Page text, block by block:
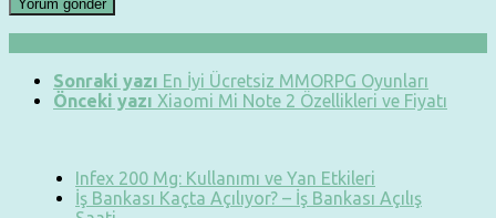
Sonraki yazı En İyi Ücretsiz MMORPG Oyunları
Önceki yazı Xiaomi Mi Note 2 Özellikleri ve Fiyatı
Infex 200 Mg: Kullanımı ve Yan Etkileri
İş Bankası Kaçta Açılıyor? – İş Bankası Açılış